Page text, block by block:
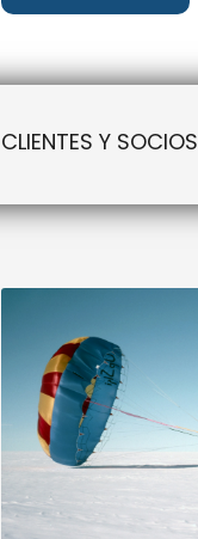
CLIENTES Y SOCIOS